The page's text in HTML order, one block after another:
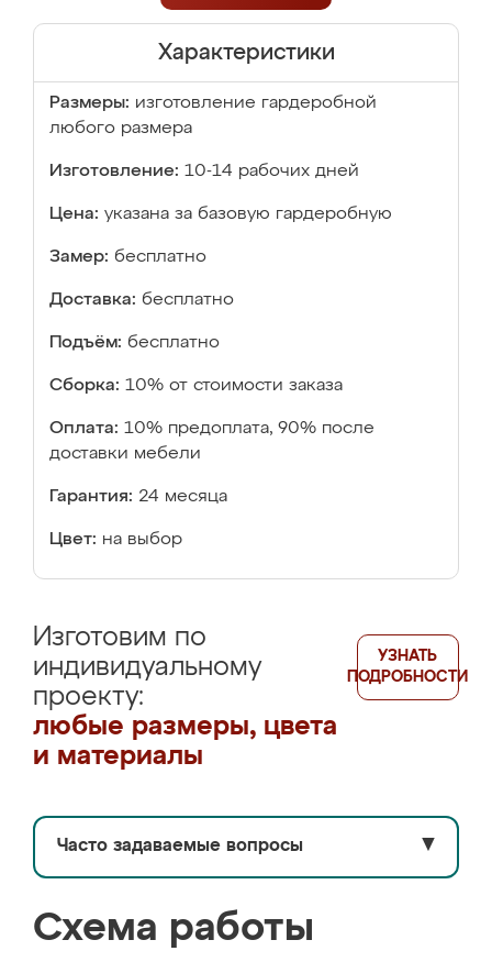
Характеристики
Размеры: изготовление гардеробной
любого размера
Изготовление: 10-14 рабочих дней
Цена: указана за базовую гардеробную
Замер: бесплатно
Доставка: бесплатно
Подъём: бесплатно
Сборка: 10% от стоимости заказа
Оплата: 10% предоплата, 90% после
доставки мебели
Гарантия: 24 месяца
Цвет: на выбор
Изготовим по
индивидуальному
проекту:
любые размеры, цвета
и материалы
УЗНАТЬ
ПОДРОБНОСТИ
Часто задаваемые вопросы ▼
Схема работы